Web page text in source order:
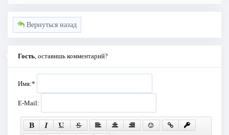
Вернуться назад
Гость , оставишь комментарий?
Имя:*
E-Mail: